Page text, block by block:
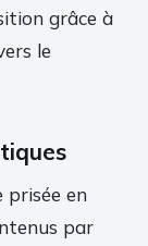
grâce à
le
prisée en
par